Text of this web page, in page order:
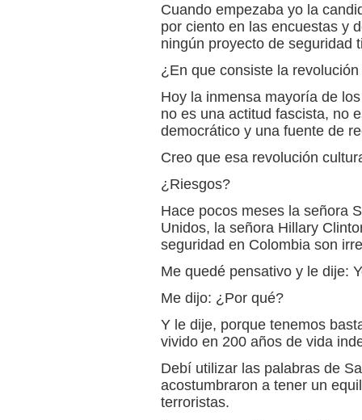
Cuando empezaba yo la
por ciento en las encuestas y
ningún proyecto de seguridad
¿En que consiste la
Hoy la inmensa mayoría de
no es una actitud fascista, no
democrático y una fuente de
Creo que esa revolución
¿Riesgos?
Hace pocos meses la señora
Unidos, la señora Hillary
seguridad en Colombia son
Me quedé pensativo y le dije:
Me dijo: ¿Por qué?
Y le dije, porque tenemos
vivido en 200 años de vida
Debí utilizar las palabras de
acostumbraron a tener un
terroristas.